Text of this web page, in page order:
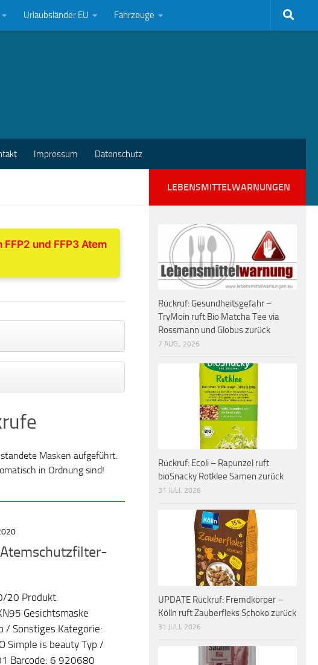
Urlaubsländer EU Fahrzeuge
Impressum Datenschutz
und FFP3 Atem
Masken aufgeführt.
in Ordnung sind!
20 Produkt:
Gesichtsmaske
/ Sonstiges Kategorie:
Simple is beauty Typ /
Barcode: 6 920680
LEBENSMITTELWARNUNGEN
Rückruf: Gesundheitsgefahr –
TryMoin ruft Bio Matcha Tee via
Rossmann und Globus zurück
7 AUG., 2026
Rückruf: Ecoli – Rapunzel ruft
bioSnacky Rotklee Samen zurück
31 JULI, 2026
UPDATE Rückruf: Fremdkörper –
Kölln ruft Zauberfleks Schoko zurück
31 JULI, 2026